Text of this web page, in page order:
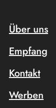
Über uns
Empfang
Kontakt
Werben